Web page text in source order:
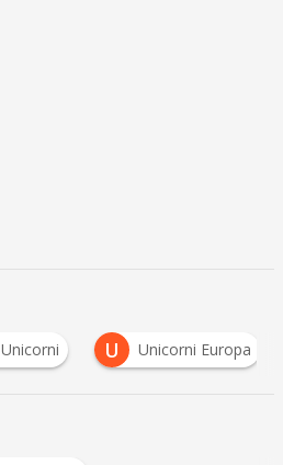
Unicorni Europa U
Unicorni